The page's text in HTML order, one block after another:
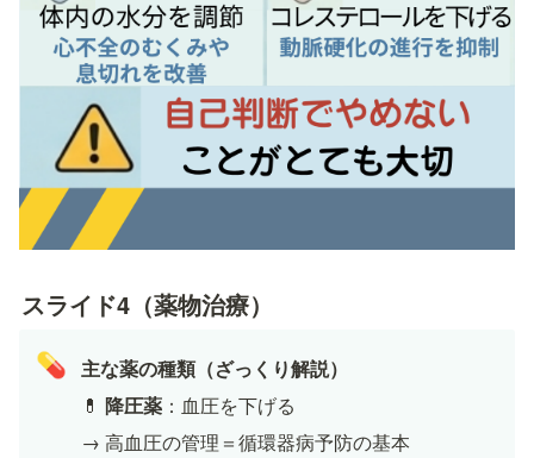
スライド4（薬物治療）
💊 主な薬の種類（ざっくり解説）
💊 降圧薬 ：血圧を下げる
→ 高血圧の管理＝循環器病予防の基本